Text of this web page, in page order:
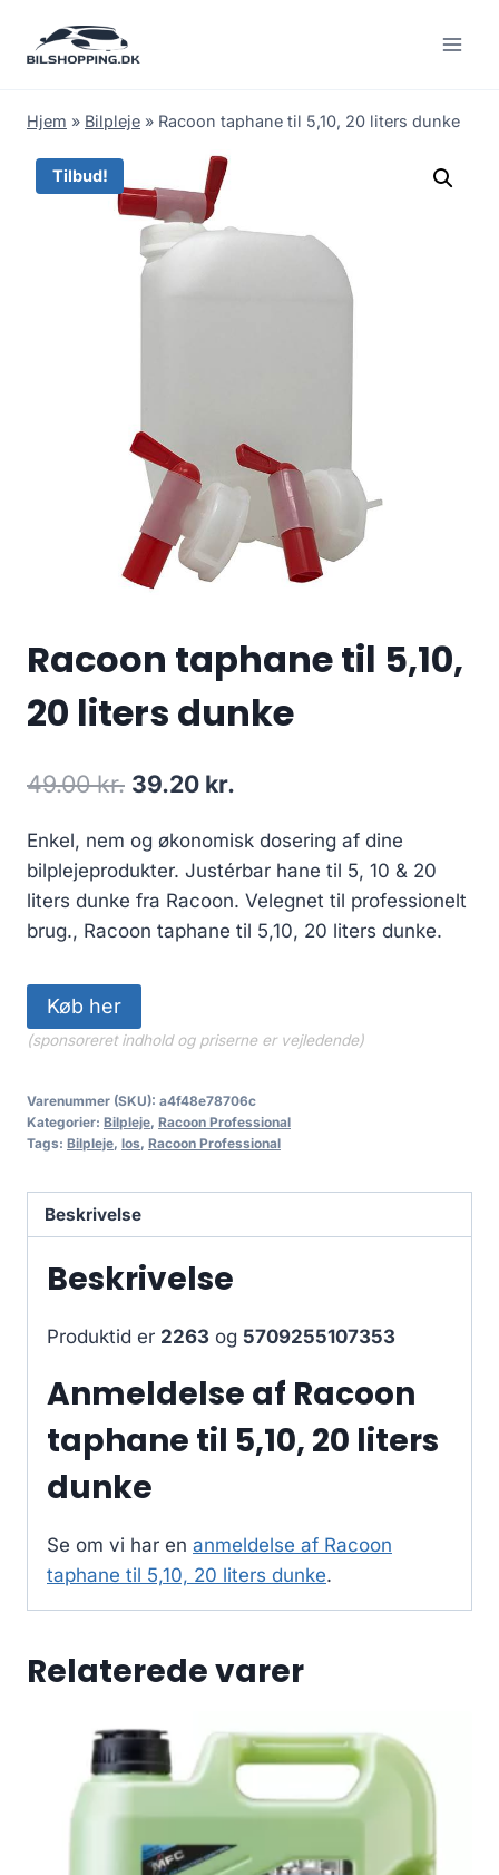
Hjem » Bilpleje » Racoon taphane til 5,10, 20 liters dunke
Tilbud!
Racoon taphane til 5,10,
20 liters dunke
49.00kr. Den
pris
var:
49.00 kr..
39.20 kr.
pris
er:
39.20 kr..
Enkel, nem og økonomisk dosering af dine
bilplejeprodukter. Justérbar hane til 5, 10 & 20
liters dunke fra Racoon. Velegnet til professionelt
brug., Racoon taphane til 5,10, 20 liters dunke.
Køb her
(sponsoreret indhold og priserne er vejledende)
Varenummer (SKU): a4f48e78706c
Kategorier: Bilpleje, Racoon Professional
Tags: Bilpleje, los, Racoon Professional
Beskrivelse
Beskrivelse
Produktid er 2263 og 5709255107353
Anmeldelse af Racoon
taphane til 5,10, 20 liters
dunke
Se om vi har en anmeldelse af Racoon
taphane til 5,10, 20 liters dunke.
Relaterede varer